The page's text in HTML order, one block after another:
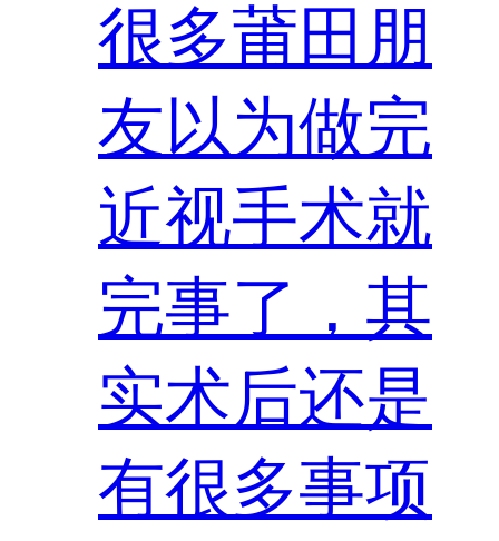
很多莆田朋
友以为做完
近视手术就
完事了，其
实术后还是
有很多事项